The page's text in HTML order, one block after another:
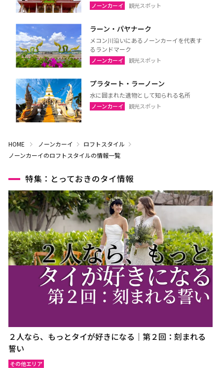
ノーンカーイ 観光スポット
ラーン・パヤナーク
メコン川沿いにあるノーンカーイを代表す
るランドマーク
ノーンカーイ 観光スポット
プラタート・ラーノーン
水に囲まれた遺物として知られる名所
ノーンカーイ 観光スポット
HOME ノーンカーイ
ロフトスタイル
ノーンカーイのロフトスタイルの情報一覧
特集：とっておきのタイ情報
２人なら、もっとタイが好きになる｜第２回：刻まれる
誓い
その他エリア